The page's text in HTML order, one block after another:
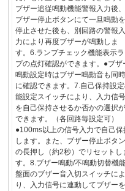
ブザー追従鳴動機能警報入力後、
ブザー停止ボタンにて一旦鳴動を
停止させた後も、別回路の警報入
力により再度ブザーが鳴動しま
す。6.ランプチェック機能表示
プの点灯確認ができます。●ブザ
鳴動設定時はブザー鳴動音も同時
に確認できます。7.自己保持設
能設定スイッチにより、入力信号
を自己保持させるか否かの選択が
できます。（各回路毎設定可）
●100ms以上の信号入力で自己保
します。また、ブザー停止ボタン
の長押し（約2秒）でリセットし
す。8.ブザー鳴動/不鳴動切替機
盤面のブザー音入切スイッチによ
り、入力信号に連動してブザーを